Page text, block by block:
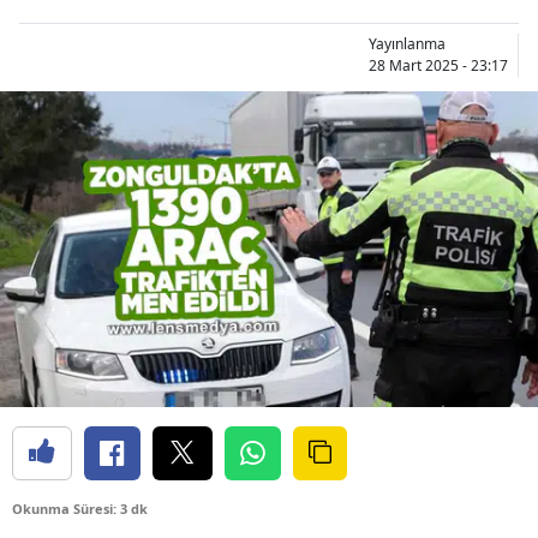
Yayınlanma
28 Mart 2025 - 23:17
Okunma Süresi: 3 dk